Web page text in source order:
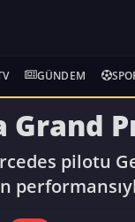
GÜNDEM
pilotu